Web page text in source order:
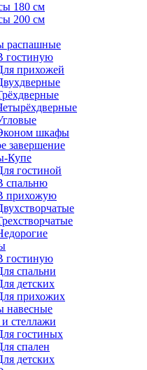
180 см
200 см
распашные
гостиную
прихожей
шкафы
завершение
Купе
гостиной
спальню
прихожую
гостиную
спальни
детских
прихожих
стеллажи
гостиных
спален
детских